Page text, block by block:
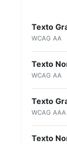
Texto
WCAG AA
Texto
WCAG AA
Texto
WCAG AAA
Texto